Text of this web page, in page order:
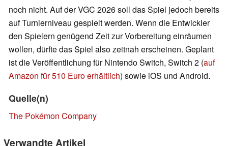
noch nicht. Auf der VGC 2026 soll das Spiel jedoch bereits
auf Turnierniveau gespielt werden. Wenn die Entwickler
den Spielern genügend Zeit zur Vorbereitung einräumen
wollen, dürfte das Spiel also zeitnah erscheinen. Geplant
ist die Veröffentlichung für Nintendo Switch, Switch 2 (auf
Amazon für 510 Euro erhältlich) sowie iOS und Android.
Quelle(n)
The Pokémon Company
Verwandte Artikel